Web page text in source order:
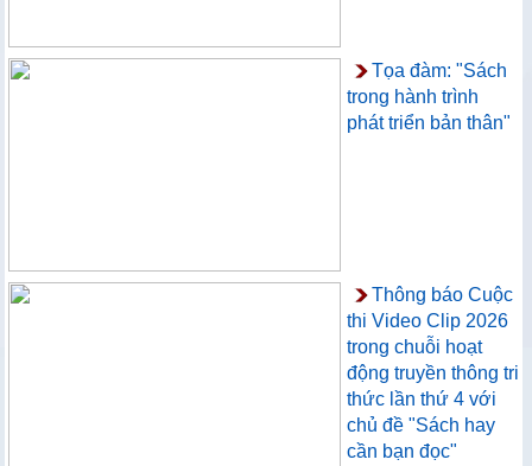
Tọa đàm: "Sách
trong hành trình
phát triển bản thân"
Thông báo Cuộc
thi Video Clip 2026
trong chuỗi hoạt
động truyền thông tri
thức lần thứ 4 với
chủ đề "Sách hay
cần bạn đọc"